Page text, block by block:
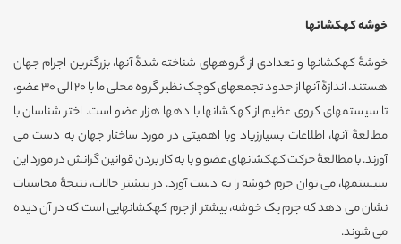
خوشه کهکشانها
خوشۀ کهکشانها و تعدادی از گروههای شناخته شدۀ آنها، بزرگترین اجرام جهان
هستند. اندازۀ آنها از حدود تجمعهای کوچک نظیر گروه محلی ما با 20 الی 30 عضو،
تا سیستمهای کروی عظیم از کهکشانها با دهها هزار عضو است. اختر شناسان با
مطالعۀ آنها، اطلاعات بسیارزیاد وبا اهمیتی در مورد ساختار جهان به دست می
آورند. با مطالعۀ حرکت کهکشانهای عضو و با به کار بردن قوانین گرانش در مورد این
سیستمها، می توان جرم خوشه را به دست آورد. در بیشتر حالات، نتیجۀ محاسبات
نشان می دهد که جرم یک خوشه، بیشتر از جرم کهکشانهایی است که در آن دیده
می شوند.